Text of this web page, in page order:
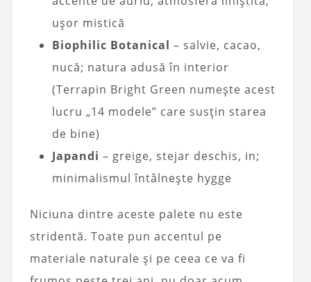
ușor mistică
Biophilic Botanical – salvie, cacao,
nucă; natura adusă în interior
(Terrapin Bright Green numește acest
lucru „14 modele” care susțin starea
de bine)
Japandi – greige, stejar deschis, in;
minimalismul întâlnește hygge
Niciuna dintre aceste palete nu este
stridentă. Toate pun accentul pe
materiale naturale și pe ceea ce va fi